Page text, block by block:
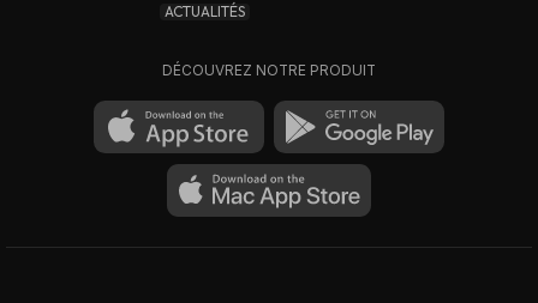
ACTUALITÉS
DÉCOUVREZ NOTRE PRODUIT